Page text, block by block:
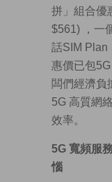
拼」組合優
$561) ，一
話SIM Plan
惠價已包
闆們經濟負
5G 高質網
效率。
5G 寬頻服
惱